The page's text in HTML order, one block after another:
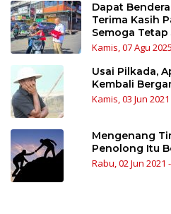
Dapat
Terima Kasih
Semoga
Kamis, 07 Agu
Usai Pilkada,
Kembali
Kamis, 03 Jun
Mengenang
Penolong Itu
Rabu, 02 Jun 2021